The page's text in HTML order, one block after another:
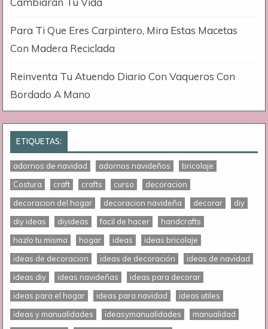
Para Ti Que Eres Carpintero, Mira Estas Macetas
Con Madera Reciclada
Reinventa Tu Atuendo Diario Con Vaqueros Con
Bordado A Mano
ETIQUETAS:
adornos de navidad adornos navideños
bricolaje
Costura
craft crafts curso
decoracion
decoracion del hogar
decoracion navideña decorar
diy
diy ideas
diyideas facil de hacer
handcrafts
hazlo tu misma
hogar ideas
ideas bricolaje
ideas de decoracion
ideas de decoración
ideas de navidad
ideas diy
ideas navideñas
ideas para decorar
ideas para el hogar
ideas para navidad
ideas utiles
ideas y manualidades
ideasymanualidades
manualidad